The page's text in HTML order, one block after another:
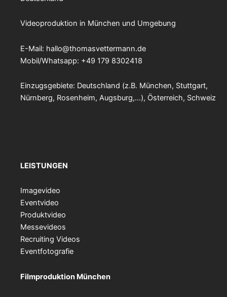
Videoproduktion in München und Umgebung
E-Mail: hallo@thomasvettermann.de
Mobil/Whatsapp: +49 179 8302418
Einzugsgebiete: Deutschland (z.B. München, Stuttgart,
Nürnberg, Rosenheim, Augsburg,…), Österreich, Schweiz
LEISTUNGEN
Imagevideo
Eventvideo
Produktvideo
Messevideos
Recruiting Videos
Eventfotografie
Filmproduktion München